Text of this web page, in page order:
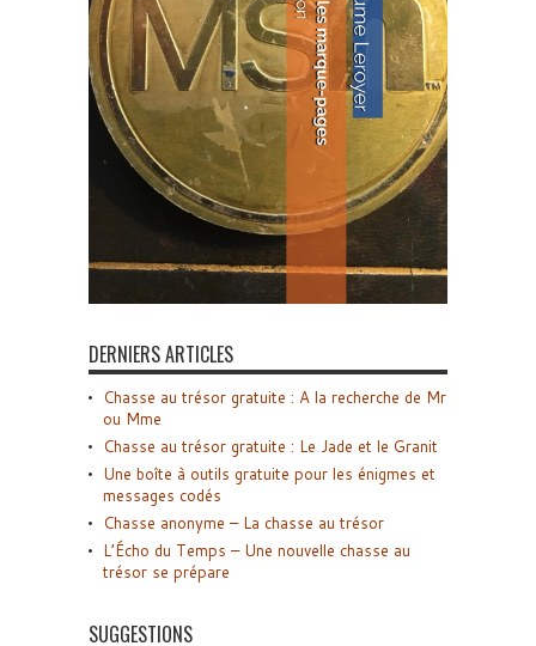
DERNIERS ARTICLES
Chasse au trésor gratuite : A la recherche de Mr
ou Mme
Chasse au trésor gratuite : Le Jade et le Granit
Une boîte à outils gratuite pour les énigmes et
messages codés
Chasse anonyme – La chasse au trésor
L’Écho du Temps – Une nouvelle chasse au
trésor se prépare
SUGGESTIONS